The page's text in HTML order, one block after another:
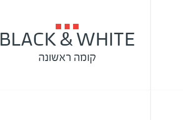
BLACK & WHITE
קומה ראשונה